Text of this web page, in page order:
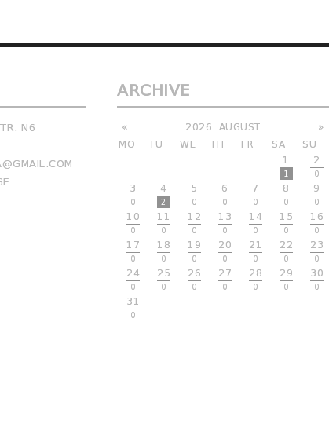
N6
ARCHIVE
« »
2026
AUGUST
MO
TU WE TH FR SA
SU
1
1
2
0
3
0
4
2
5
0
6
0
7
0
8
0
9
0
10
0
11
0
12
0
13
0
14
0
15
0
16
0
17
0
18
0
19
0
20
0
21
0
22
0
23
0
24
0
25
0
26
0
27
0
28
0
29
0
30
0
31
0